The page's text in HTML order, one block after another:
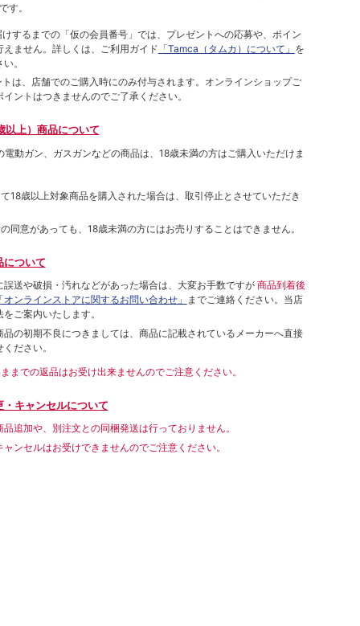
す。
するまでの「仮の会員番号」では、プレゼントへの応募や、ポイン
えません。詳しくは、ご利⽤ガイド 「Tamca（タムカ）について」 を
。
は、店舗でのご購⼊時にのみ付与されます。オンラインショップご
ントはつきませんのでご了承ください。
以上）商品について
電動ガン、ガスガンなどの商品は、18歳未満の方はご購入いただけま
18歳以上対象商品を購入された場合は、取引停止とさせていただき
同意があっても、18歳未満の方にはお売りすることはできません。
について
誤送や破損・汚れなどがあった場合は、大変お手数ですが 商品到着後
オンラインストアに関するお問い合わせ」 までご連絡ください。当店
ご案内いたします。
品の初期不良につきましては、商品に記載されているメーカーへ直接
ださい。
までの返品はお受け出来ませんのでご注意ください。
キャンセルについて
追加や、別注文との同梱発送は行っておりません。
ンセルはお受けできませんのでご注意ください。